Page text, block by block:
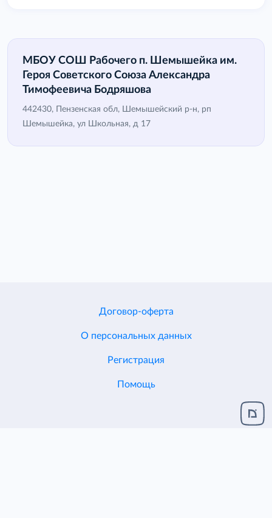
МБОУ СОШ Рабочего п. Шемышейка им.
Героя Советского Союза Александра
Тимофеевича Бодряшова
442430, Пензенская обл, Шемышейский р-н, рп
Шемышейка, ул Школьная, д 17
Договор-оферта
О персональных данных
Регистрация
Помощь